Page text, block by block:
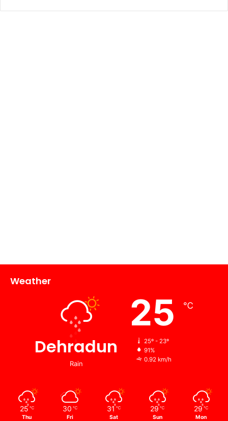
Weather
Dehradun
Rain
25 ℃
25º - 23º
91%
0.92 km/h
25 ℃
Thu
30 ℃
Fri
31 ℃
Sat
29 ℃
Sun
29 ℃
Mon